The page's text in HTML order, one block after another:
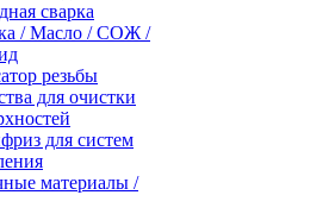
сварка
/ Масло / СОЖ /
резьбы
для очистки
для систем
материалы /